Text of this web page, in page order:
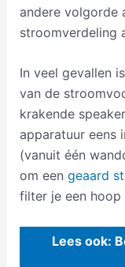
andere volgorde
stroomverdeling
In veel gevallen
van de
krakende
apparatuur eens
(vanuit één
om een geaard
filter je een hoop
Lees ook: